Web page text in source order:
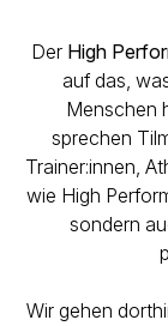
Der High
auf das,
Menschen
sprechen
Trainer:innen,
wie High
sondern
Wir gehen